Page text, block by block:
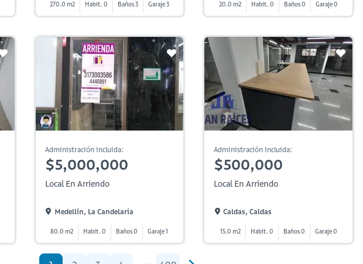
270.0 m2 Habit. 0 Baños 3 Garaje 3 20.0 m2 Habit. 0 Baños 0 Garaje 0
Administración incluida:
$5,000,000
Local En Arriendo
Medellín, La Candelaria
80.0 m2 Habit. 0 Baños 0 Garaje 1
Administración incluida:
$500,000
Local En Arriendo
Caldas, Caldas
15.0 m2 Habit. 0 Baños 0 Garaje 0